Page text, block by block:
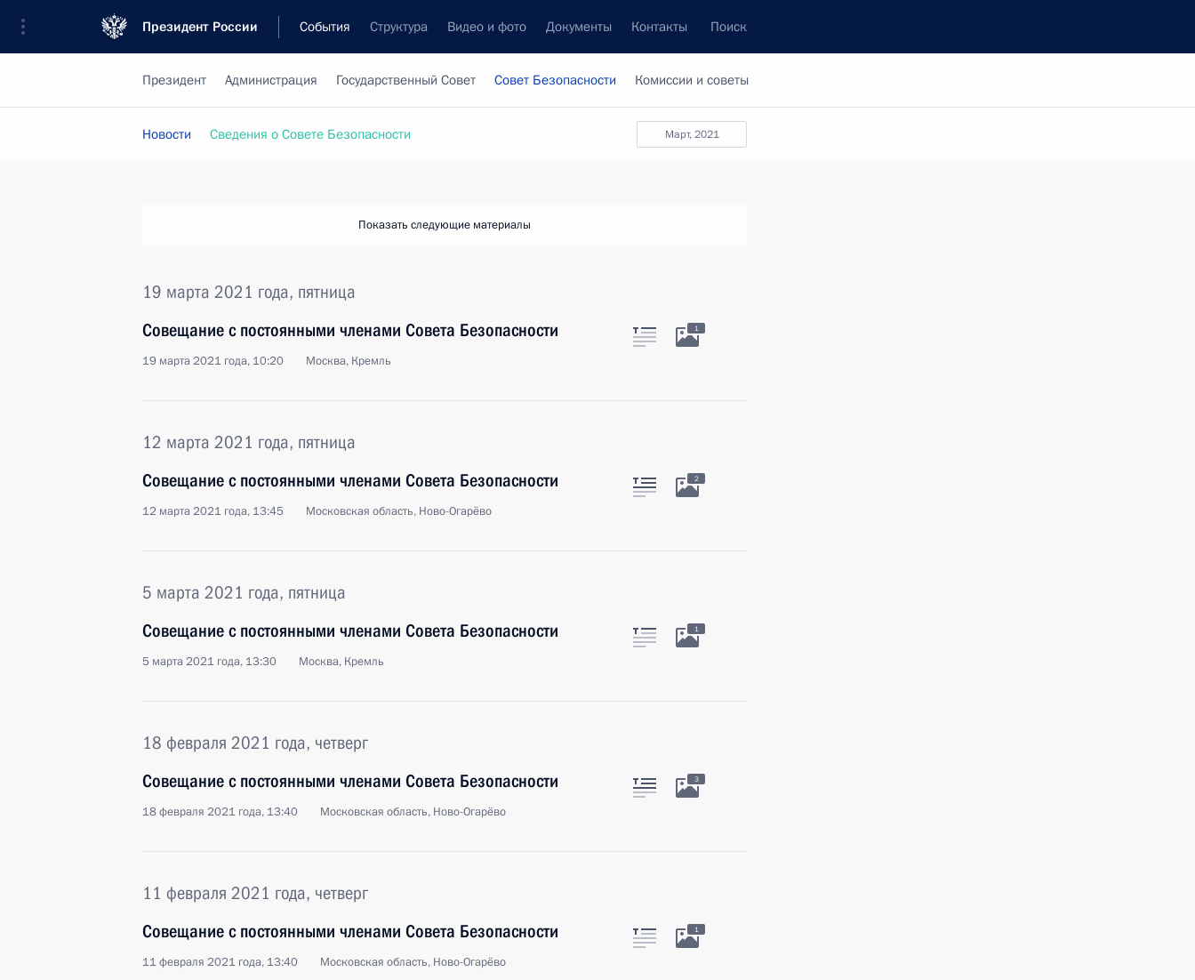
Президент России События Структура Видео и фото Документы Контакты Поиск
Президент Администрация Государственный Совет Совет Безопасности Комиссии и советы
март, 2021
Новости Сведения о Совете Безопасности
Показать следующие материалы
19 марта 2021 года, пятница
Совещание с постоянными членами Совета Безопасности
19 марта 2021 года, 10:20 Москва, Кремль
1
12 марта 2021 года, пятница
Совещание с постоянными членами Совета Безопасности
12 марта 2021 года, 13:45 Московская область, Ново-Огарёво
2
5 марта 2021 года, пятница
Совещание с постоянными членами Совета Безопасности
5 марта 2021 года, 13:30 Москва, Кремль
1
18 февраля 2021 года, четверг
Совещание с постоянными членами Совета Безопасности
18 февраля 2021 года, 13:40 Московская область, Ново-Огарёво
3
11 февраля 2021 года, четверг
Совещание с постоянными членами Совета Безопасности
11 февраля 2021 года, 13:40 Московская область, Ново-Огарёво
1